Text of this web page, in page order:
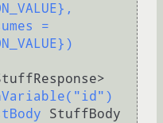
StuffBody